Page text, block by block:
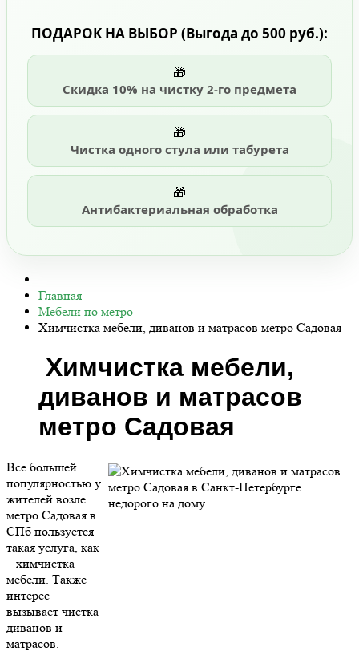
ПОДАРОК НА ВЫБОР (Выгода до 500 руб.):
🎁
Скидка 10% на чистку 2-го предмета
🎁
Чистка одного стула или табурета
🎁
Антибактериальная обработка
Главная
Мебели по метро
Химчистка мебели, диванов и матрасов метро Садовая
Химчистка мебели,
диванов и матрасов
метро Садовая
Все большей
популярностью у
жителей возле
метро Садовая в
СПб пользуется
такая услуга, как
– химчистка
мебели. Также
интерес
вызывает чистка
диванов и
матрасов.